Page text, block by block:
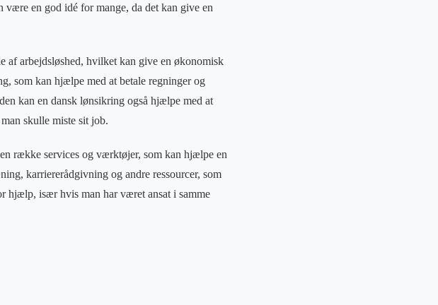
en god idé for mange, da det kan give en
arbejdsløshed, hvilket kan give en økonomisk
som kan hjælpe med at betale regninger og
kan en dansk lønsikring også hjælpe med at
skulle miste sit job.
række services og værktøjer, som kan hjælpe en
karriererådgivning og andre ressourcer, som
hjælp, især hvis man har været ansat i samme